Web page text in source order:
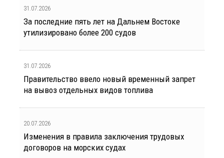
31.07.2026
За последние пять лет на Дальнем Востоке
утилизировано более 200 судов
31.07.2026
Правительство ввело новый временный запрет
на вывоз отдельных видов топлива
20.07.2026
Изменения в правила заключения трудовых
договоров на морских судах